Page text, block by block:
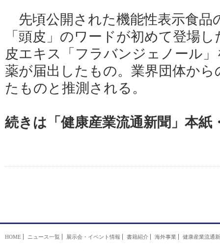
先頃公開された機能性表示食品
「頭皮」のワードが初めて登場
皮エキス「フラバンジェノール
薬が届出したもの。業界団体か
たものと推測される。
続きは「健康産業流通新聞」本紙
HOME ニュース一覧 展示会・イベント情報 書籍紹介 海外事業 健康産業流通